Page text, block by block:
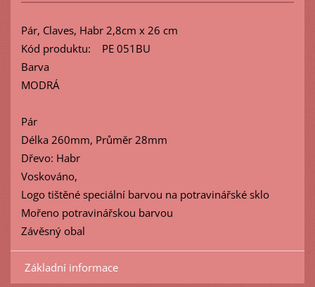
Pár, Claves, Habr 2,8cm x 26 cm
Kód produktu: PE 051BU
Barva
MODRÁ
Pár
Délka 260mm, Průměr 28mm
Dřevo: Habr
Voskováno,
Logo tištěné speciální barvou na potravinářské sklo
Mořeno potravinářskou barvou
Závěsný obal
Základní informace